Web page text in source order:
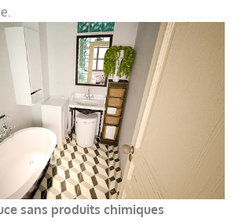
sans produits chimiques